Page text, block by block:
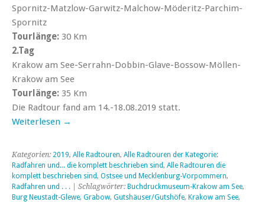
Spornitz-Matzlow-Garwitz-Malchow-Möderitz-Parchim-
Spornitz
Tourlänge: 30 Km
2.Tag
Krakow am See-Serrahn-Dobbin-Glave-Bossow-Möllen-
Krakow am See
Tourlänge: 35 Km
Die Radtour fand am 14.-18.08.2019 statt.
Weiterlesen →
Kategorien: 2019, Alle Radtouren, Alle Radtouren der Kategorie:
Radfahren und... die komplett beschrieben sind, Alle Radtouren die
komplett beschrieben sind, Ostsee und Mecklenburg-Vorpommern,
Radfahren und . . . | Schlagwörter: Buchdruckmuseum-Krakow am See,
Burg Neustadt-Glewe, Grabow, Gutshäuser/Gutshöfe, Krakow am See,